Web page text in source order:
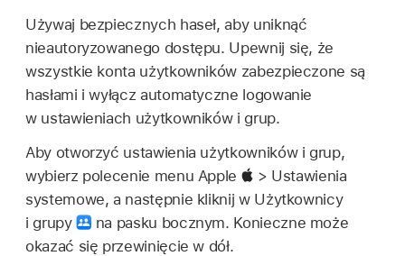
Używaj bezpiecznych haseł, aby uniknąć
nieautoryzowanego dostępu. Upewnij się, że
wszystkie konta użytkowników zabezpieczone są
hasłami i wyłącz automatyczne logowanie
w ustawieniach użytkowników i grup.
Aby otworzyć ustawienia użytkowników i grup,
wybierz polecenie menu Apple
> Ustawienia
systemowe, a następnie kliknij w Użytkownicy
i grupy
na pasku bocznym. Konieczne może
okazać się przewinięcie w dół.